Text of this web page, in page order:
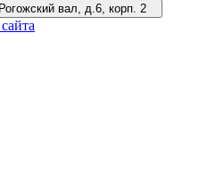
вал, д.6, корп. 2